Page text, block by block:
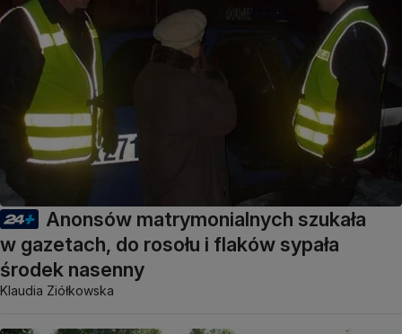
Anonsów matrymonialnych szukała
w gazetach, do rosołu i flaków sypała
środek nasenny
Klaudia Ziółkowska